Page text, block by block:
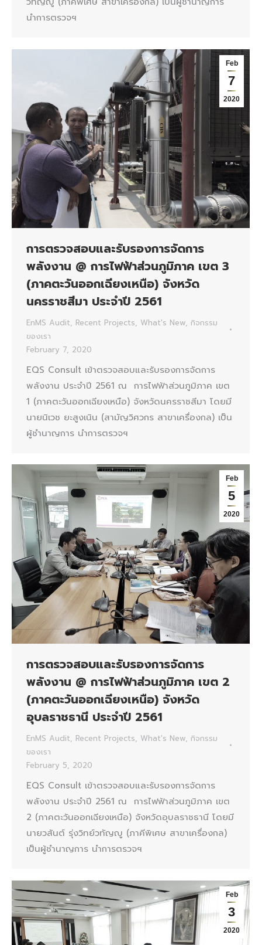
นำการตรวจฯ
Feb
7
2020
การตรวจสอบและรับรองการจัดการ
พลังงาน @ การไฟฟ้าส่วนภูมิภาค เขต 3
(ภาคตะวันออกเฉียงเหนือ) จังหวัด
นครราชสีมา ประจำปี 2561
EnMS Audit, Recent Projects, What's New, กิจกรรม
ของเรา
February 7, 2020
EQS Consult เข้าตรวจสอบและรับรองการจัดการ
พลังงาน ประจำปี 2561 ณ การไฟฟ้าส่วนภูมิภาค เขต
1 (ภาคตะวันออกเฉียงเหนือ) จังหวัดนครราชสีมา โดยมี
นายนิเวช ยะสูงเนิน (สามัญวิศวกร สาขาเครื่องกล) เป็น
ผู้ชำนาญการ นำการตรวจฯ
Feb
5
2020
การตรวจสอบและรับรองการจัดการ
พลังงาน @ การไฟฟ้าส่วนภูมิภาค เขต 2
(ภาคตะวันออกเฉียงเหนือ) จังหวัด
อุบลราชธานี ประจำปี 2561
EnMS Audit, Recent Projects, What's New, กิจกรรม
ของเรา
February 5, 2020
EQS Consult เข้าตรวจสอบและรับรองการจัดการ
พลังงาน ประจำปี 2561 ณ การไฟฟ้าส่วนภูมิภาค เขต
2 (ภาคตะวันออกเฉียงเหนือ) จังหวัดอุบลราชธานี โดยมี
นายวสันต์ รุ่งวิทย์วทัญญู (ภาคีพิเศษ สาขาเครื่องกล)
เป็นผู้ชำนาญการ นำการตรวจฯ
Feb
3
2020